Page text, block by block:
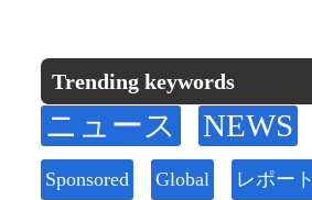
Trending keywords
ニュース NEWS
Sponsored Global レポート